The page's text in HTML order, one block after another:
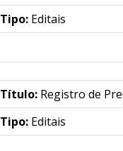
Tipo:Editais
Título:Registro de
Tipo:Editais